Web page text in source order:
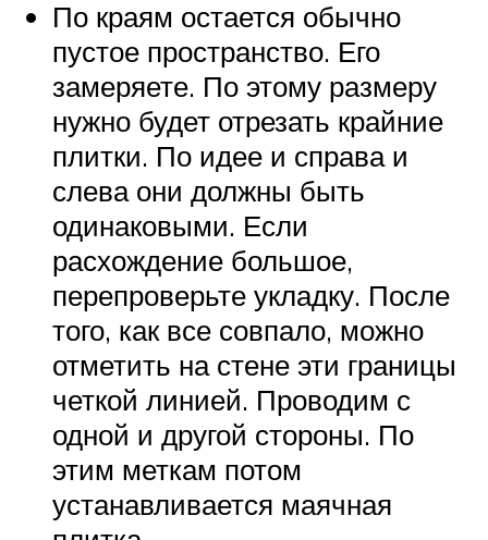
По краям остается обычно
пустое пространство. Его
замеряете. По этому размеру
нужно будет отрезать крайние
плитки. По идее и справа и
слева они должны быть
одинаковыми. Если
расхождение большое,
перепроверьте укладку. После
того, как все совпало, можно
отметить на стене эти границы
четкой линией. Проводим с
одной и другой стороны. По
этим меткам потом
устанавливается маячная